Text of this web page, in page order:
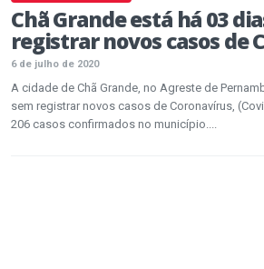
Chã Grande está há 03
registrar novos casos de
6 de julho de 2020
A cidade de Chã Grande, no Agreste de
sem registrar novos casos de Coronavírus,
206 casos confirmados no município....